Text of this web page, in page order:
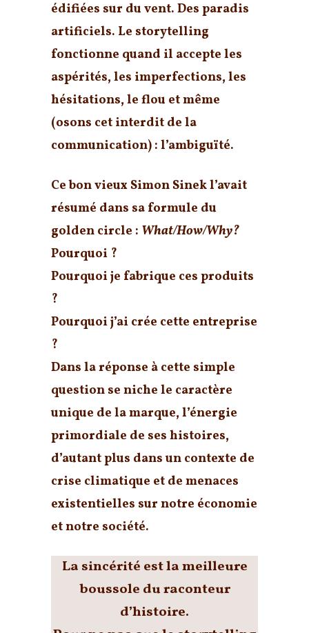
édifiées sur du vent. Des paradis
artificiels. Le storytelling
fonctionne quand il accepte les
aspérités, les imperfections, les
hésitations, le flou et même
(osons cet interdit de la
communication) : l’ambiguïté.
Ce bon vieux Simon Sinek l’avait
résumé dans sa formule du
golden circle : What/How/Why?
Pourquoi ?
Pourquoi je fabrique ces produits
?
Pourquoi j’ai crée cette entreprise
?
Dans la réponse à cette simple
question se niche le caractère
unique de la marque, l’énergie
primordiale de ses histoires,
d’autant plus dans un contexte de
crise climatique et de menaces
existentielles sur notre économie
et notre société.
La sincérité est la meilleure
boussole du raconteur
d’histoire.